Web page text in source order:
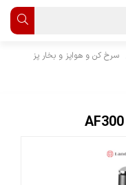
سرخ کن و هواپز و بخار پز